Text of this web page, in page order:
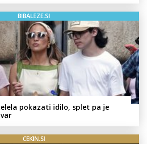
BIBALEZE.SI
pokazati idilo, splet pa je
CEKIN.SI